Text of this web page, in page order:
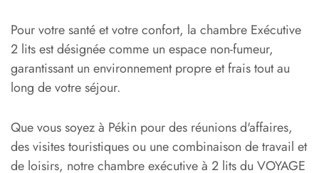
Pour votre santé et votre confort, la chambre Exécutive
2 lits est désignée comme un espace non-fumeur,
garantissant un environnement propre et frais tout au
long de votre séjour.
Que vous soyez à Pékin pour des réunions d'affaires,
des visites touristiques ou une combinaison de travail et
de loisirs, notre chambre exécutive à 2 lits du VOYAGE